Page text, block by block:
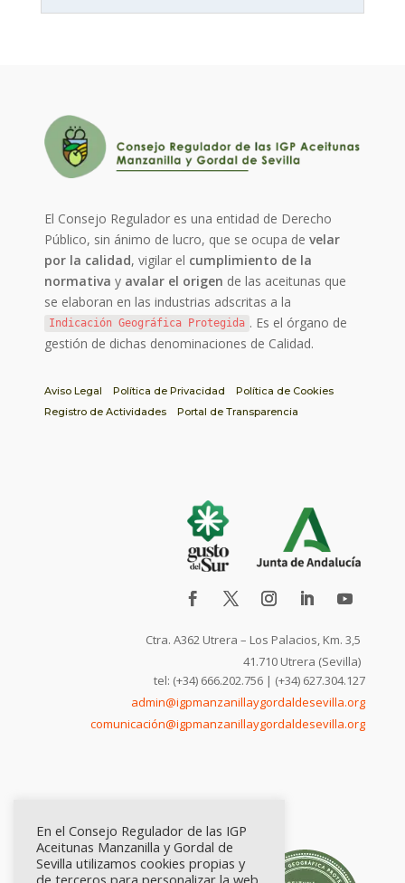
El Consejo Regulador es una entidad de Derecho
Público, sin ánimo de lucro, que se ocupa develar
por la calidad, vigilar el cumplimiento de la
normativa y avalar el origen de las aceitunas que
se elaboran en las industrias adscritas a la
Indicación Geográfica Protegida . Es el órgano de
gestión de dichas denominaciones de Calidad.
Aviso Legal Política de Privacidad
Política de Cookies
Registro de Actividades
Portal de Transparencia
Ctra. A362 Utrera – Los Palacios, Km. 3,5
41.710 Utrera (Sevilla)
tel: (+34) 666.202.756 | (+34) 627.304.127
admin@igpmanzanillaygordaldesevilla.org
comunicación@igpmanzanillaygordaldesevilla.org
En el Consejo Regulador de las IGP
Aceitunas Manzanilla y Gordal de
Sevilla utilizamos cookies propias y
de terceros para personalizar la web,